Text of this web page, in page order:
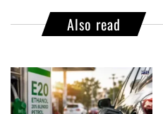
Also read